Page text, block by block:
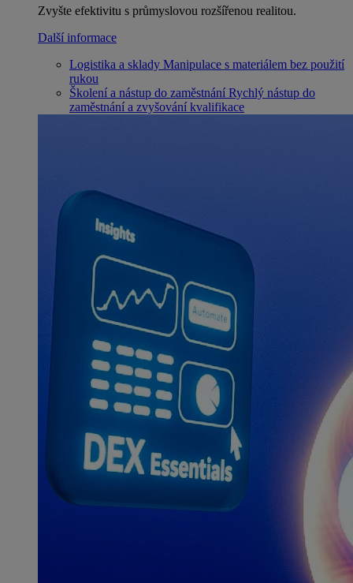
Zvyšte efektivitu s průmyslovou rozšířenou realitou.
Další informace
Logistika a sklady Manipulace s materiálem bez použití
rukou
Školení a nástup do zaměstnání Rychlý nástup do
zaměstnání a zvyšování kvalifikace